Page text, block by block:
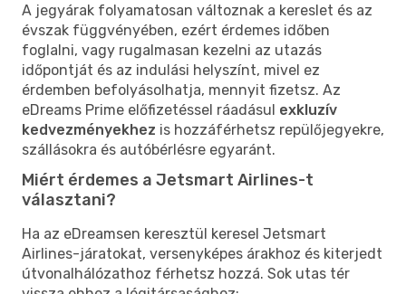
A jegyárak folyamatosan változnak a kereslet és az
évszak függvényében, ezért érdemes időben
foglalni, vagy rugalmasan kezelni az utazás
időpontját és az indulási helyszínt, mivel ez
érdemben befolyásolhatja, mennyit fizetsz. Az
eDreams Prime előfizetéssel ráadásul exkluzív
kedvezményekhez is hozzáférhetsz repülőjegyekre,
szállásokra és autóbérlésre egyaránt.
Miért érdemes a Jetsmart Airlines-t
választani?
Ha az eDreamsen keresztül keresel Jetsmart
Airlines-járatokat, versenyképes árakhoz és kiterjedt
útvonalhálózathoz férhetsz hozzá. Sok utas tér